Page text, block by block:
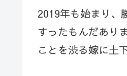
2019年も始まり、
すったもんだあり
ことを渋る嫁に土